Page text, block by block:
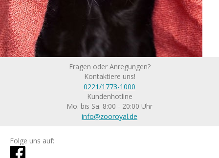
Fragen oder Anregungen?
Kontaktiere uns!
0221/1773-1000
Kundenhotline
Mo. bis Sa. 8:00 - 20:00 Uhr
info@zooroyal.de
Folge uns auf: